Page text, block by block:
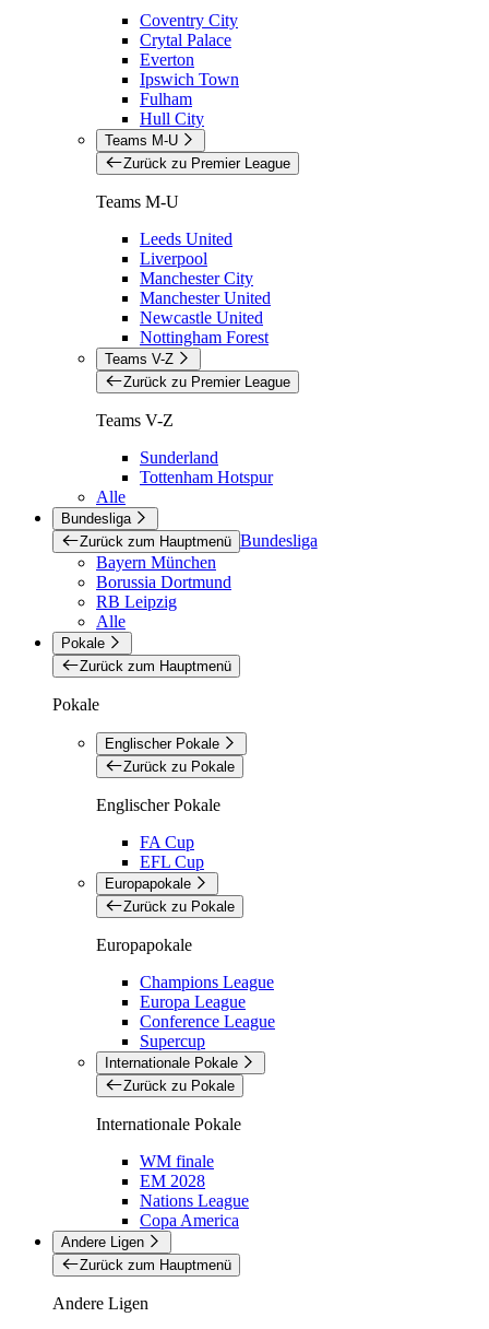
Coventry City
Crytal Palace
Everton
Ipswich Town
Fulham
Hull City
Teams M-U
Zurück zu Premier League
Teams M-U
Leeds United
Liverpool
Manchester City
Manchester United
Newcastle United
Nottingham Forest
Teams V-Z
Zurück zu Premier League
Teams V-Z
Sunderland
Tottenham Hotspur
Alle
Bundesliga
Zurück zum Hauptmenü Bundesliga
Bayern München
Borussia Dortmund
RB Leipzig
Alle
Pokale
Zurück zum Hauptmenü
Pokale
Englischer Pokale
Zurück zu Pokale
Englischer Pokale
FA Cup
EFL Cup
Europapokale
Zurück zu Pokale
Europapokale
Champions League
Europa League
Conference League
Supercup
Internationale Pokale
Zurück zu Pokale
Internationale Pokale
WM finale
EM 2028
Nations League
Copa America
Andere Ligen
Zurück zum Hauptmenü
Andere Ligen